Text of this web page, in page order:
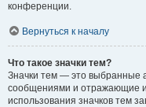
конференции.
Вернуться к началу
Что такое значки тем?
Значки тем — это выбранные
сообщениями и отражающие
использования значков тем